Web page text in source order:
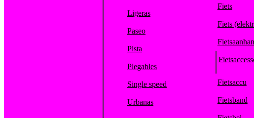
Ligeras
Paseo
Pista
Plegables
Single speed
Urbanas
Fiets
Fiets
Fietsaccu
Fietsband